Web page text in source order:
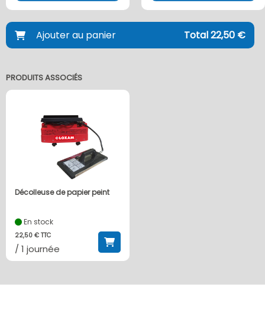
Ajouter au panier Total 22,50 €
PRODUITS ASSOCIÉS
Décolleuse de papier peint
En stock
22,50 € TTC
/ 1 journée